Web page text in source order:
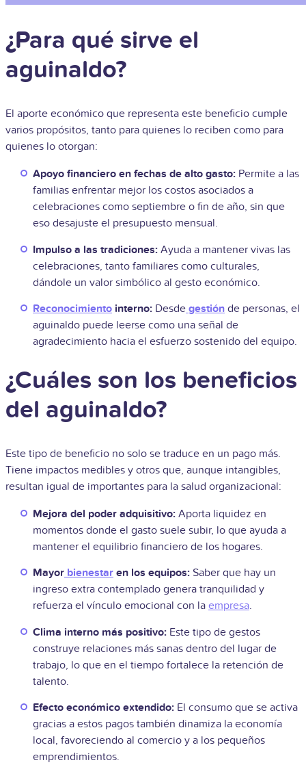
¿Para qué sirve el
aguinaldo?
El aporte económico que representa este beneficio cumple
varios propósitos, tanto para quienes lo reciben como para
quienes lo otorgan:
Apoyo financiero en fechas de alto gasto: Permite a las
familias enfrentar mejor los costos asociados a
celebraciones como septiembre o fin de año, sin que
eso desajuste el presupuesto mensual.
Impulso a las tradiciones: Ayuda a mantener vivas las
celebraciones, tanto familiares como culturales,
dándole un valor simbólico al gesto económico.
Reconocimiento interno: Desde gestión de personas, el
aguinaldo puede leerse como una señal de
agradecimiento hacia el esfuerzo sostenido del equipo.
¿Cuáles son los beneficios
del aguinaldo?
Este tipo de beneficio no solo se traduce en un pago más.
Tiene impactos medibles y otros que, aunque intangibles,
resultan igual de importantes para la salud organizacional:
Mejora del poder adquisitivo: Aporta liquidez en
momentos donde el gasto suele subir, lo que ayuda a
mantener el equilibrio financiero de los hogares.
Mayor bienestar en los equipos: Saber que hay un
ingreso extra contemplado genera tranquilidad y
refuerza el vínculo emocional con la empresa.
Clima interno más positivo: Este tipo de gestos
construye relaciones más sanas dentro del lugar de
trabajo, lo que en el tiempo fortalece la retención de
talento.
Efecto económico extendido: El consumo que se activa
gracias a estos pagos también dinamiza la economía
local, favoreciendo al comercio y a los pequeños
emprendimientos.